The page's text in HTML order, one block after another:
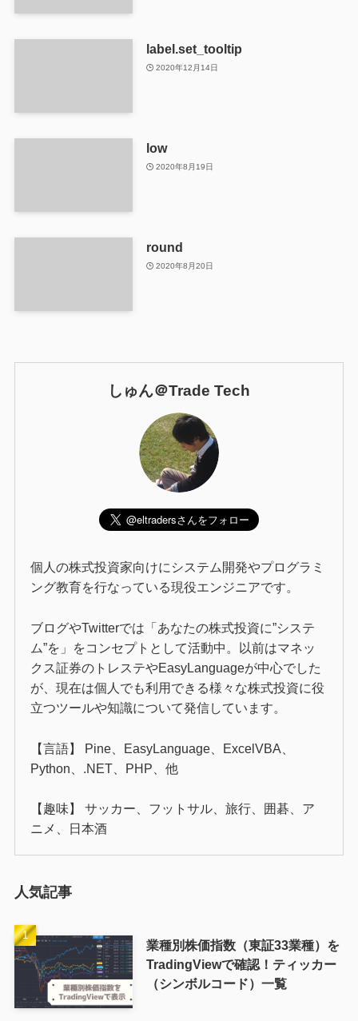
label.set_tooltip
2020年12月14日
low
2020年8月19日
round
2020年8月20日
しゅん＠Trade Tech
個人の株式投資家向けにシステム開発やプログラミ
ング教育を行なっている現役エンジニアです。
ブログやTwitterでは「あなたの株式投資に”システ
ム”を」をコンセプトとして活動中。以前はマネッ
クス証券のトレステやEasyLanguageが中心でした
が、現在は個人でも利用できる様々な株式投資に役
立つツールや知識について発信しています。
【言語】 Pine、EasyLanguage、ExcelVBA、
Python、.NET、PHP、他
【趣味】 サッカー、フットサル、旅行、囲碁、ア
ニメ、日本酒
人気記事
業種別株価指数（東証33業種）を
TradingViewで確認！ティッカー
（シンボルコード）一覧